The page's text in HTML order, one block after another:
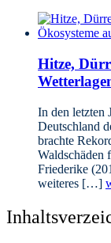
Hitze,
In den letzten
Deutschland
brachte
Waldschäden
Friederike
weiteres […]